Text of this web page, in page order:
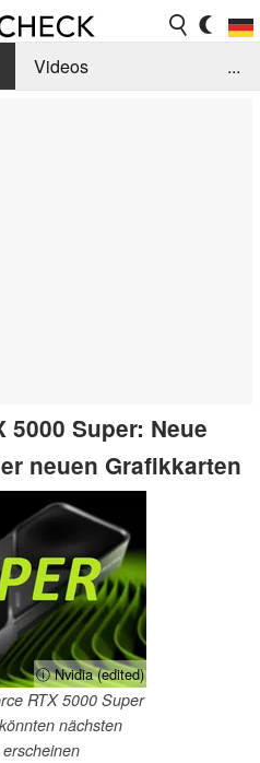
Videos
...
5000 Super: Neue
neuen Grafikkarten
ⓘ Nvidia (edited)
RTX 5000 Super
nächsten